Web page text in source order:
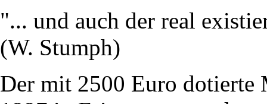
"... und auch der real
(W. Stumph)
Der mit 2500 Euro dotierte